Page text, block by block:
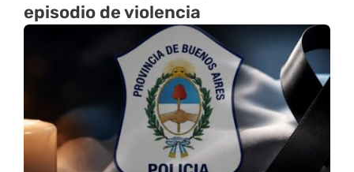
episodio de violencia